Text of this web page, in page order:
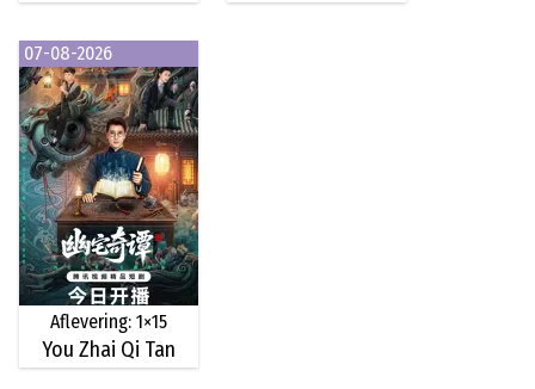
07-08-2026
Aflevering: 1×15
You Zhai Qi Tan